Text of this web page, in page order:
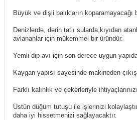
Büyük ve dişli balıkların koparamayacağı
Denizlerde, derin tatlı sularda,kıyıdan
avlananlar için mükemmel bir üründür.
Yemli dip avı için son derece uygun
Kaygan yapısı sayesinde makineden
Farklı kalınlık ve çekerleriyle
Üstün düğüm tutuşu ile işlerinizi
daha iyi hissetmenizi sağlayacaktır.